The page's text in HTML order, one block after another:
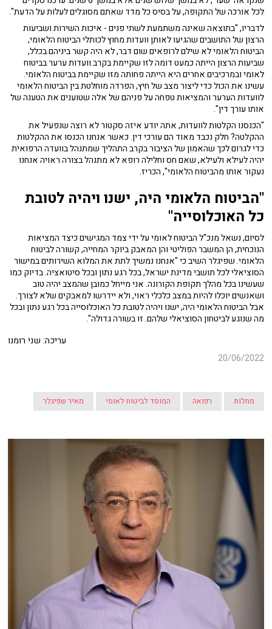
לכל אורכה של התקופה, על בסיס כל מדד שאתם מסוגלים לעלות על הדעת".
לדבריו, "בתוצאה שאינה משתמעת לשתי פנים - איכות השירות ושביעות
הרצון של התושבים שהגיעו לאותן וועדות מחוץ לכותלי הביטוח הלאומי,
הביטוח הלאומי לא שילם לרופאים שום דבר, לא היה קשר ביניהם בכלל,
שביעות הרצון הייתה כמעט דומה לזו שקיימת בקרב וועדות ערער בביטוח
לאומי ובמרכיבים אחרים היא הייתה פחותה מזו שקיימת בביטוח הלאומי.
עשינו את הכול כדי ליצור מצב של חיץ, הפרדה מוחלטת בין הביטוח הלאומי
לוועדות הערער והמציאות טפחה על פניהם של אלה שטוענים את הטענה של
אותו עורך דין".
"הכנסנו הקלטות לוועדות, אתה יודע איזה סקטור לא רוצה שנפעיל את
ההקלטה? חלק נכבד מאוד הם עורכי דין. כאשר אנחנו הכנסו את ההקלטות
כדי לגרום לכך שהאמון של הציבור בקרב התהליך שמתנהל בוועדה הרפואית
יהיה לעילא ולעילא, שאם חס וחלילה רופא לא מתנהל בצורה ראויה אנחנו
נעקור אותו מהביטוח הלאומי", הכריז.
"הביטוח הלאומי היה, ישנו ויהיה לטובת
כל האוכלוסייה"
לסיום, נשאל מנכ"ל הביטוח לאומי על ידי צמד המגישים כיצד המציאות
הנוכחית, הן המשבר הפוליטי והן המאבק ביוקר המחייה, קשורה לביטוח
הלאומי. שפיגלר השיב כי "אנחנו נמשיך לתת את המלוא השירותים במישור
הסוציאלי לכל תושבי מדינת ישראל, בכל רגע נתון ובכל סיטואציה. בדיוק כמו
שעשינו בכל מהלך תקופת הקורונה. אני מייחל כמובן שהמצב יהיה טוב
ושאנשים יוכלו להיות במצב כלכלי ראוי, ולא יידרשו למאבקים שלא לצורך.
אבל הביטוח הלאומי היה, ישנו ויהיה לטובת כל האוכלוסייה בכל רגע נתון ובכל
מה שנוגע לביטחון הסוציאלי שלהם. זו בשורה גדולה".
עריכה: שני רומנו
20/06/2022
מחלות רפואה המוסד לביטוח לאומי מאיר שפיגלר